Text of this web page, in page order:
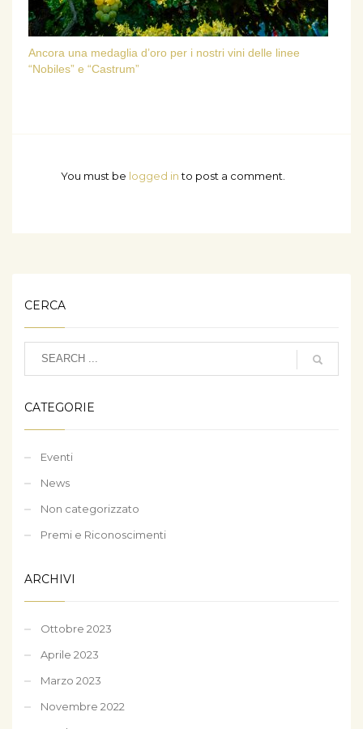
Ancora una medaglia d’oro per i nostri vini delle linee
“Nobiles” e “Castrum”
You must be logged into post a comment.
CERCA
CATEGORIE
Eventi
News
Non categorizzato
Premi e Riconoscimenti
ARCHIVI
Ottobre 2023
Aprile 2023
Marzo 2023
Novembre 2022